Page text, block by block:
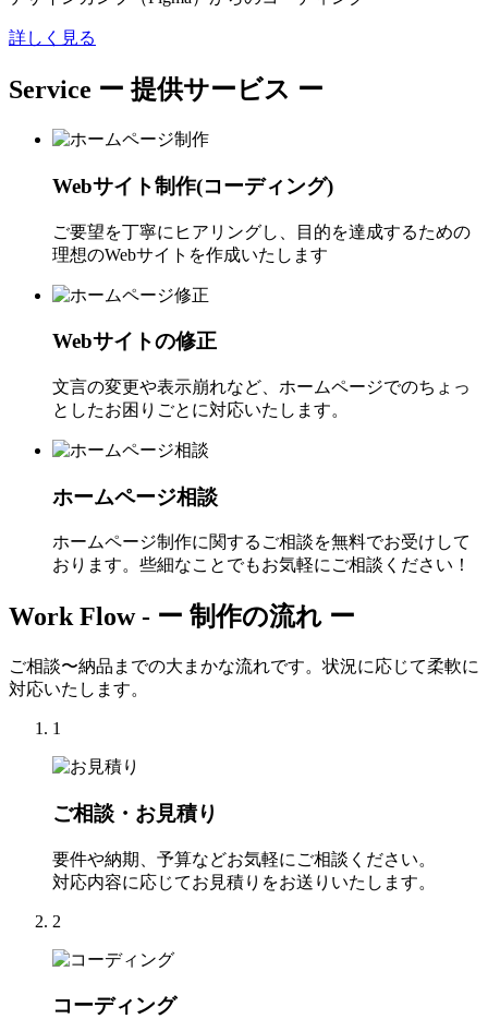
詳しく見る
Service ー 提供サービス ー
Webサイト制作(コーディング)
ご要望を丁寧にヒアリングし、目的を達成するための
理想のWebサイトを作成いたします
Webサイトの修正
文言の変更や表示崩れなど、ホームページでのちょっ
としたお困りごとに対応いたします。
ホームページ相談
ホームページ制作に関するご相談を無料でお受けして
おります。些細なことでもお気軽にご相談ください！
Work Flow - ー 制作の流れ ー
ご相談〜納品までの大まかな流れです。状況に応じて柔軟に
対応いたします。
1
ご相談・お見積り
要件や納期、予算などお気軽にご相談ください。
対応内容に応じてお見積りをお送りいたします。
2
コーディング